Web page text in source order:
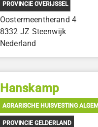
PROVINCIE OVERIJSSEL
Oostermeentherand 4
8332 JZ Steenwijk
Nederland
Hanskamp
AGRARISCHE HUISVESTING
PROVINCIE GELDERLAND